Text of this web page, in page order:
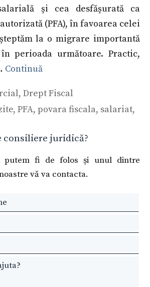
și cea desfășurată ca
(PFA), în favoarea celei
la o migrare importantă
perioada următoare. Practic,
Continuă
, Drept Fiscal
, PFA, povara fiscala, salariat,
consiliere juridică?
putem fi de folos și unul dintre
vă va contacta.